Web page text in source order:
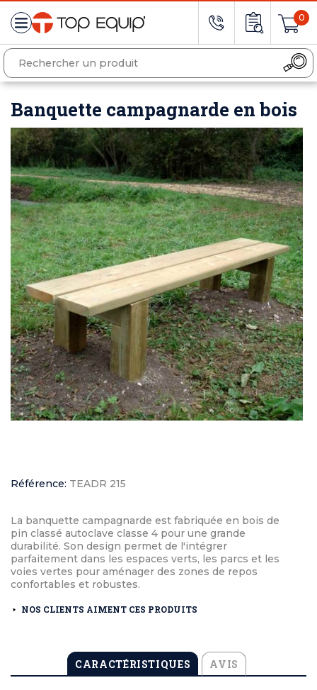
0
Banquette campagnarde en bois
Référence: TEADR 215
La banquette campagnarde est fabriquée en bois de
pin classé autoclave classe 4 pour une grande
durabilité. Son design permet de l'intégrer
parfaitement dans les espaces verts, les parcs et les
voies vertes pour aménager des zones de repos
confortables et robustes.
NOS CLIENTS AIMENT CES PRODUITS
CARACTÉRISTIQUES AVIS